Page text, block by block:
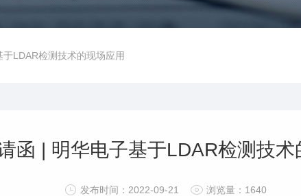
LDAR检测技术的现场应用
函 | 明华电子基于LDAR检测技术
发布时间：2022-09-21 浏览量：1640